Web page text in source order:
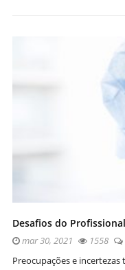
Desafios do
mar 30, 2021 1558
Preocupações e